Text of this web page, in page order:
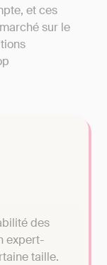
et ces
sur le
des
expert-
taille.